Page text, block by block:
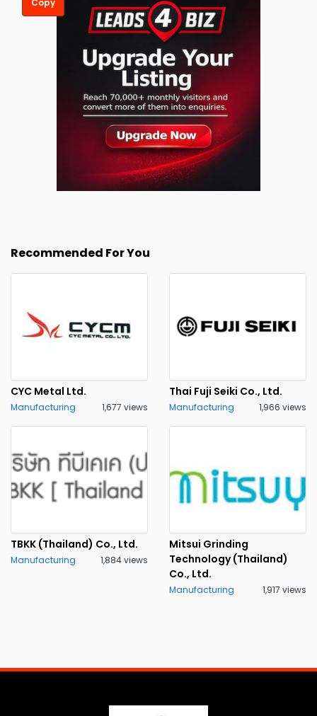
Copy
Recommended For You
CYC Metal Ltd.
Manufacturing 1,677 views
Thai Fuji Seiki Co., Ltd.
Manufacturing 1,966 views
TBKK (Thailand) Co., Ltd.
Manufacturing 1,884 views
Mitsui Grinding
Technology (Thailand)
Co., Ltd.
Manufacturing 1,917 views